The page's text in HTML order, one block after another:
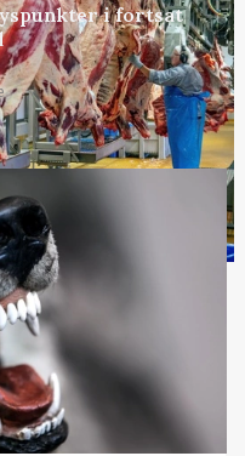
i fortsat